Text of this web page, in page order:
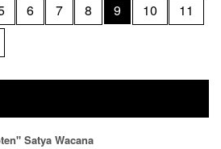
6 7 8 9 10
11
Satya Wacana